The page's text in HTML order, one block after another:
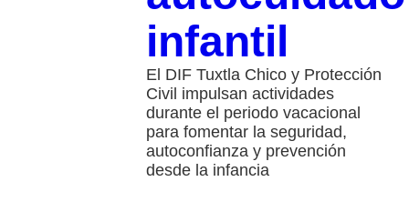
infantil
El DIF Tuxtla Chico y Protección
Civil impulsan actividades
durante el periodo vacacional
para fomentar la seguridad,
autoconfianza y prevención
desde la infancia